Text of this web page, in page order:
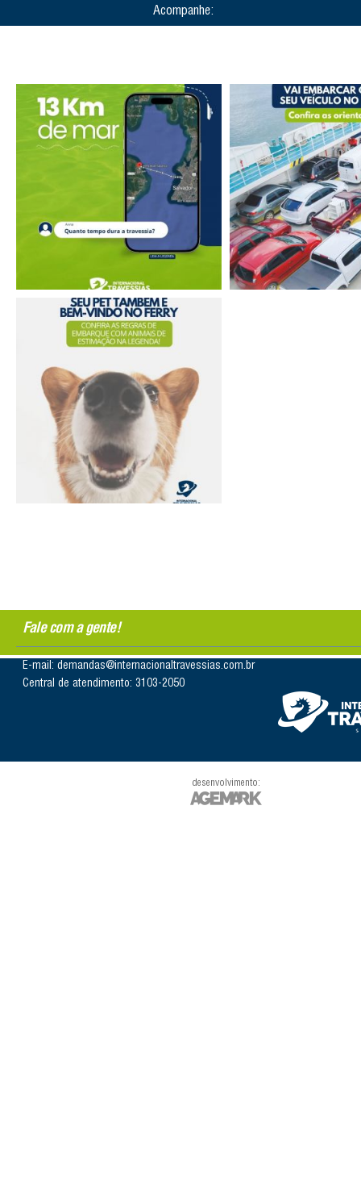
Acompanhe:
Fale com a gente!
E-mail: demandas@internacionaltravessias.com.br
Central de atendimento: 3103-2050
desenvolvimento: